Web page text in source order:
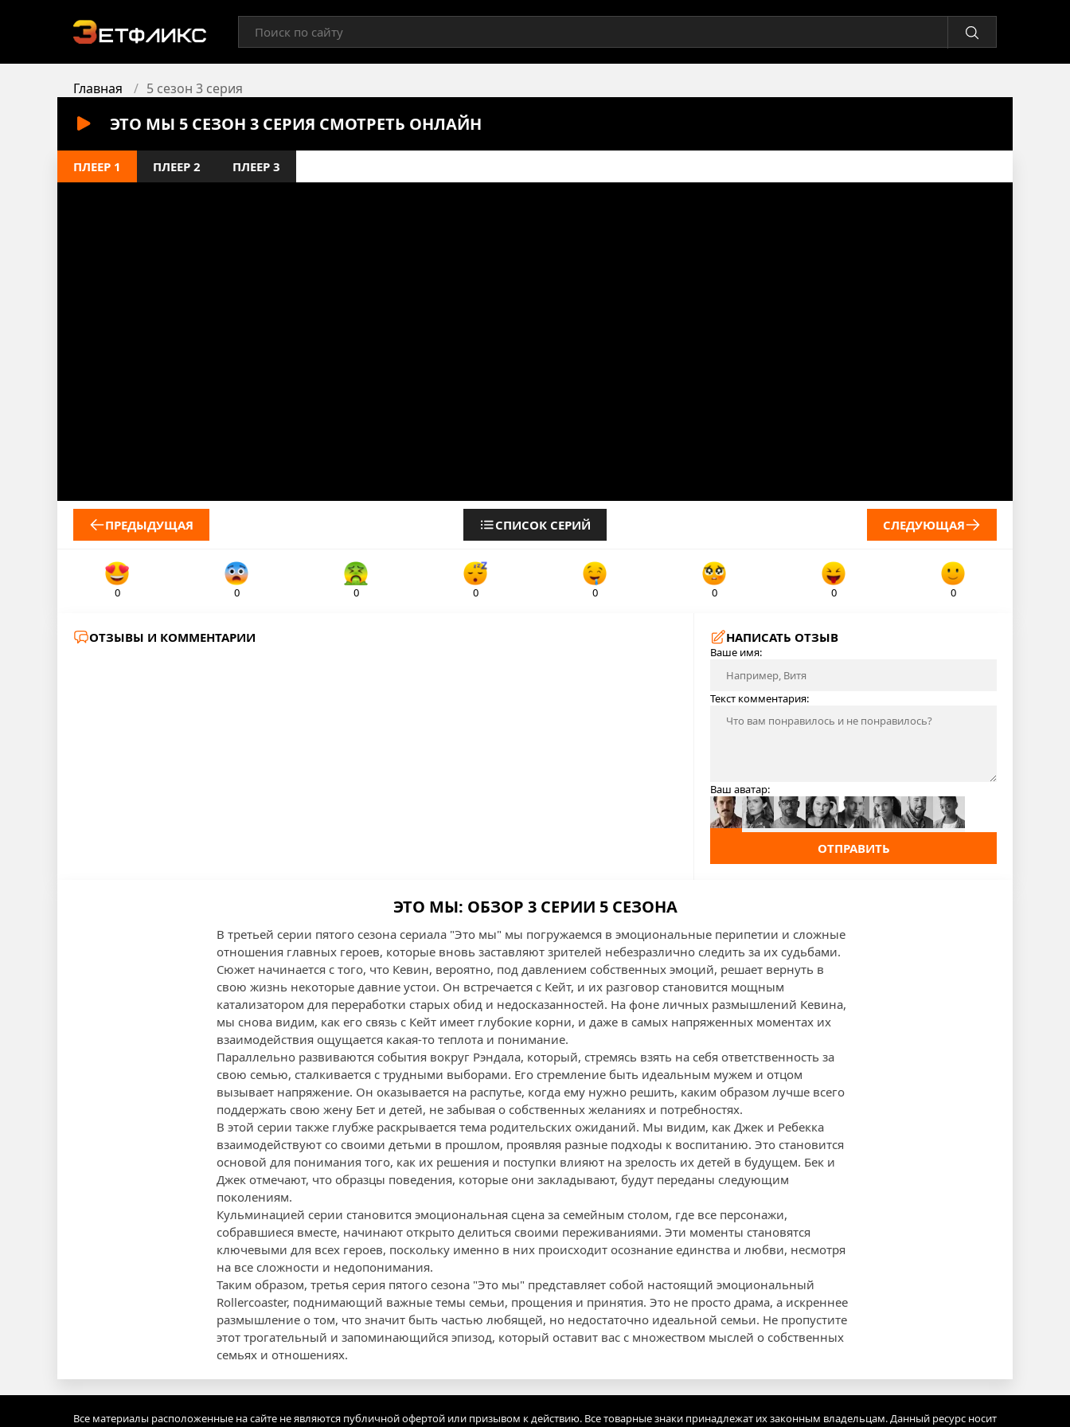
Главная 5 сезон 3 серия
ЭТО МЫ 5 СЕЗОН 3 СЕРИЯ СМОТРЕТЬ ОНЛАЙН
ПЛЕЕР 1 ПЛЕЕР 2 ПЛЕЕР 3
ПРЕДЫДУЩАЯ СПИСОК СЕРИЙ СЛЕДУЮЩАЯ
0 0 0 0 0 0 0 0
ОТЗЫВЫ И КОММЕНТАРИИ НАПИСАТЬ ОТЗЫВ
Ваше имя:
Текст комментария:
Ваш аватар:
ОТПРАВИТЬ
ЭТО МЫ: ОБЗОР 3 СЕРИИ 5 СЕЗОНА
В третьей серии пятого сезона сериала "Это мы" мы погружаемся в эмоциональные перипетии и сложные
отношения главных героев, которые вновь заставляют зрителей небезразлично следить за их судьбами.
Сюжет начинается с того, что Кевин, вероятно, под давлением собственных эмоций, решает вернуть в
свою жизнь некоторые давние устои. Он встречается с Кейт, и их разговор становится мощным
катализатором для переработки старых обид и недосказанностей. На фоне личных размышлений Кевина,
мы снова видим, как его связь с Кейт имеет глубокие корни, и даже в самых напряженных моментах их
взаимодействия ощущается какая-то теплота и понимание.
Параллельно развиваются события вокруг Рэндала, который, стремясь взять на себя ответственность за
свою семью, сталкивается с трудными выборами. Его стремление быть идеальным мужем и отцом
вызывает напряжение. Он оказывается на распутье, когда ему нужно решить, каким образом лучше всего
поддержать свою жену Бет и детей, не забывая о собственных желаниях и потребностях.
В этой серии также глубже раскрывается тема родительских ожиданий. Мы видим, как Джек и Ребекка
взаимодействуют со своими детьми в прошлом, проявляя разные подходы к воспитанию. Это становится
основой для понимания того, как их решения и поступки влияют на зрелость их детей в будущем. Бек и
Джек отмечают, что образцы поведения, которые они закладывают, будут переданы следующим
поколениям.
Кульминацией серии становится эмоциональная сцена за семейным столом, где все персонажи,
собравшиеся вместе, начинают открыто делиться своими переживаниями. Эти моменты становятся
ключевыми для всех героев, поскольку именно в них происходит осознание единства и любви, несмотря
на все сложности и недопонимания.
Таким образом, третья серия пятого сезона "Это мы" представляет собой настоящий эмоциональный
Rollercoaster, поднимающий важные темы семьи, прощения и принятия. Это не просто драма, а искреннее
размышление о том, что значит быть частью любящей, но недостаточно идеальной семьи. Не пропустите
этот трогательный и запоминающийся эпизод, который оставит вас с множеством мыслей о собственных
семьях и отношениях.
Все материалы расположенные на сайте не являются публичной офертой или призывом к действию. Все товарные знаки принадлежат их законным владельцам. Данный ресурс носит